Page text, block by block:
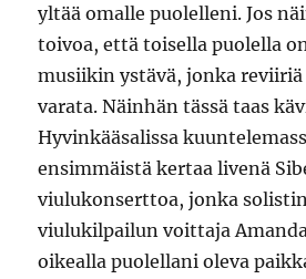
yltää omalle puolelleni. Jos
toivoa, että toisella puolella
musiikin ystävä, jonka
varata. Näinhän tässä taas
Hyvinkääsalissa
ensimmäistä kertaa livenä
viulukonserttoa, jonka
viulukilpailun voittaja
oikealla puolellani oleva